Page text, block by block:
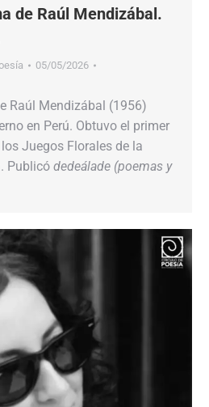
de Raúl Mendizábal.
05/05/2026
Raúl Mendizábal (1956)
en Perú. Obtuvo el primer
Juegos Florales de la
Publicó dedeálade (poemas y